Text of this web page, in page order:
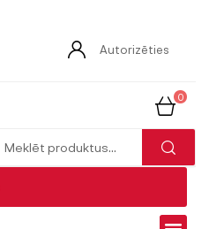
Autorizēties
0